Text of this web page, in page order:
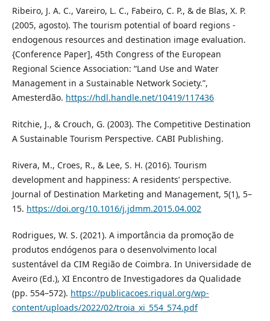
Ribeiro, J. A. C., Vareiro, L. C., Fabeiro, C. P., & de Blas, X. P.
(2005, agosto). The tourism potential of board regions -
endogenous resources and destination image evaluation.
{Conference Paper], 45th Congress of the European
Regional Science Association: “Land Use and Water
Management in a Sustainable Network Society.”,
Amesterdão. https://hdl.handle.net/10419/117436
Ritchie, J., & Crouch, G. (2003). The Competitive Destination
A Sustainable Tourism Perspective. CABI Publishing.
Rivera, M., Croes, R., & Lee, S. H. (2016). Tourism
development and happiness: A residents’ perspective.
Journal of Destination Marketing and Management, 5(1), 5–
15. https://doi.org/10.1016/j.jdmm.2015.04.002
Rodrigues, W. S. (2021). A importância da promoção de
produtos endógenos para o desenvolvimento local
sustentável da CIM Região de Coimbra. In Universidade de
Aveiro (Ed.), XI Encontro de Investigadores da Qualidade
(pp. 554–572). https://publicacoes.riqual.org/wp-
content/uploads/2022/02/troia_xi_554_574.pdf